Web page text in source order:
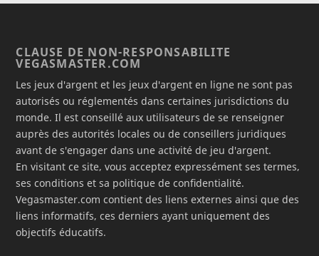
CLAUSE DE NON-RESPONSABILITE
VEGASMASTER.COM
Les jeux d'argent et les jeux d'argent en ligne ne sont pas
autorisés ou réglementés dans certaines jurisdictions du
monde. Il est conseillé aux utilisateurs de se renseigner
auprès des autorités locales ou de conseillers juridiques
avant de s'engager dans une activité de jeu d'argent.
En visitant ce site, vous acceptez expressément ses termes,
ses conditions et sa politique de confidentialité.
Vegasmaster.com contient des liens externes ainsi que des
liens informatifs, ces derniers ayant uniquement des
objectifs éducatifs.